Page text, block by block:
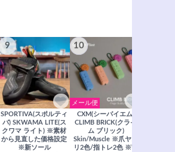
9
SPORTIVA(スポルティ
バ) SKWAMA LITE(ス
クワマ ライト) ※素材
から見直した価格設定
※新ソール
10
メール便
CXM(シーバイエム)
CLIMB BRICK(クライ
ム ブリック)
Skin/Muscle ※爪ヤス
リ2色/指トレ2色 ※蓄